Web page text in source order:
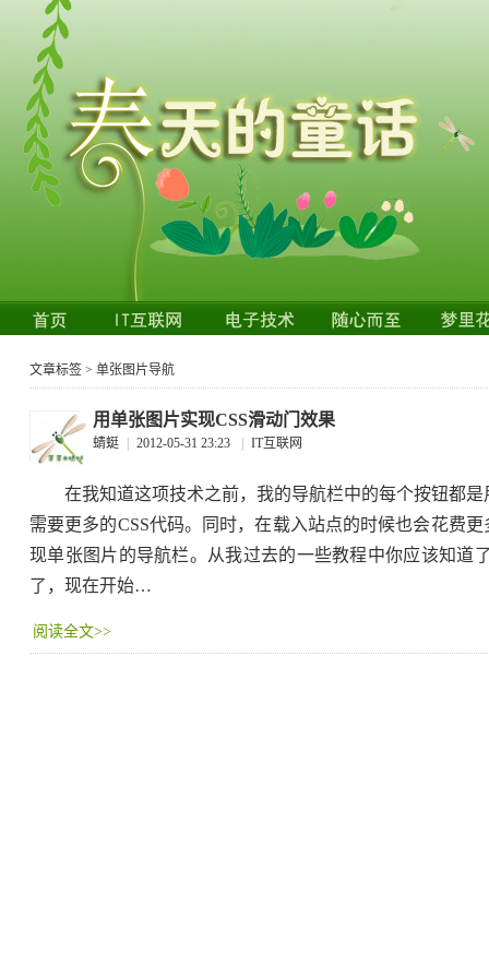
文章标签 > 单张图片导航
用单张图片实现CSS滑动门效果
蜻蜓 2012-05-31 23:23 IT互联网
在我知道这项技术之前，我的导航栏中的每个按钮都是
需要更多的CSS代码。同时，在载入站点的时候也会花费
现单张图片的导航栏。从我过去的一些教程中你应该知道
了，现在开始…
阅读全文>>